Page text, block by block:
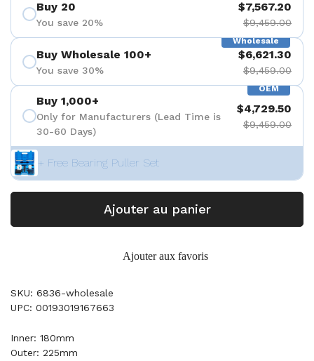
Buy 20
You save 20%
$7,567.20
$9,459.00
Wholesale
Buy Wholesale 100+
You save 30%
$6,621.30
$9,459.00
OEM
Buy 1,000+
Only for Manufacturers (Lead Time is
30-60 Days)
$4,729.50
$9,459.00
+ Free Bearing Puller Set
Ajouter au panier
Ajouter aux favoris
SKU: 6836-wholesale
UPC: 00193019167663
Inner: 180mm
Outer: 225mm